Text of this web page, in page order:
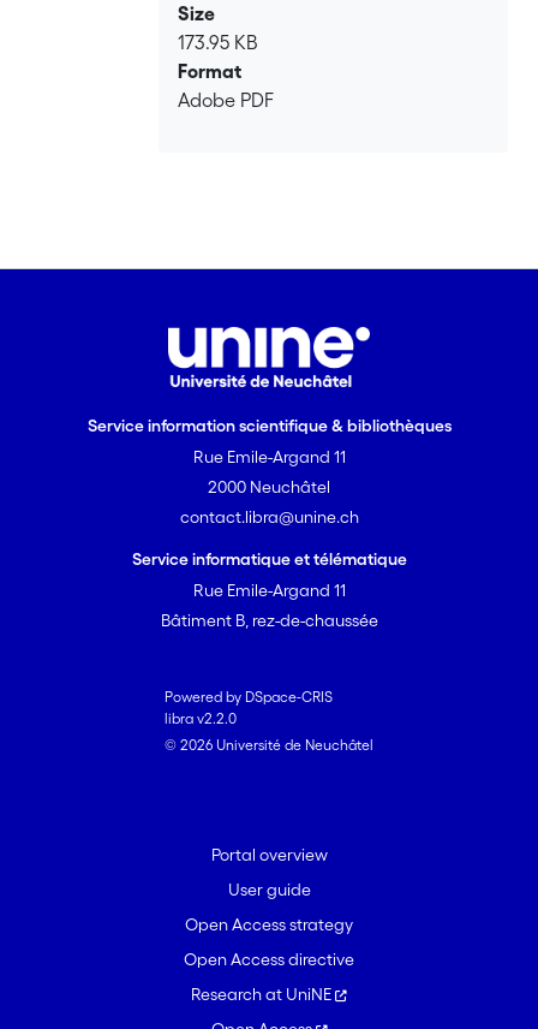
Size
173.95 KB
Format
Adobe PDF
Service information scientifique & bibliothèques
Rue Emile-Argand 11
2000 Neuchâtel
contact.libra@unine.ch
Service informatique et télématique
Rue Emile-Argand 11
Bâtiment B, rez-de-chaussée
Powered by DSpace-CRIS
libra v2.2.0
© 2026 Université de Neuchâtel
Portal overview
User guide
Open Access strategy
Open Access directive
Research at UniNE